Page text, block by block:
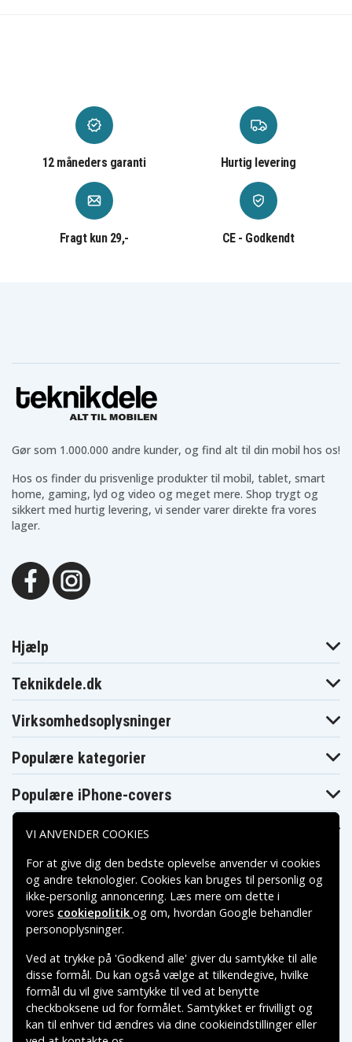
12 måneders garanti Hurtig levering
Fragt kun 29,- CE - Godkendt
Gør som 1.000.000 andre kunder, og find alt til din mobil hos os!
Hos os finder du prisvenlige produkter til mobil, tablet, smart
home, gaming, lyd og video og meget mere. Shop trygt og
sikkert med hurtig levering, vi sender varer direkte fra vores
lager.
Hjælp
Teknikdele.dk
Virksomhedsoplysninger
Populære kategorier
Populære iPhone-covers
Populære Samsung-covers
Betalingsmuligheder
Leveringsmuligheder
VI ANVENDER COOKIES
For at give dig den bedste oplevelse anvender vi cookies
og andre teknologier. Cookies kan bruges til personlig og
ikke-personlig annoncering. Læs mere om dette i
vores cookiepolitik og om, hvordan Google behandler
personoplysninger.
Ved at trykke på 'Godkend alle' giver du samtykke til alle
disse formål. Du kan også vælge at tilkendegive, hvilke
formål du vil give samtykke til ved at benytte
checkboksene ud for formålet. Samtykket er frivilligt og
kan til enhver tid ændres via dine cookieindstillinger eller